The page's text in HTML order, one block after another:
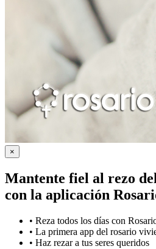
×
Mantente fiel al rezo
con la aplicación
• Reza todos los días con
• La primera app del rosario
• Haz rezar a tus seres queridos